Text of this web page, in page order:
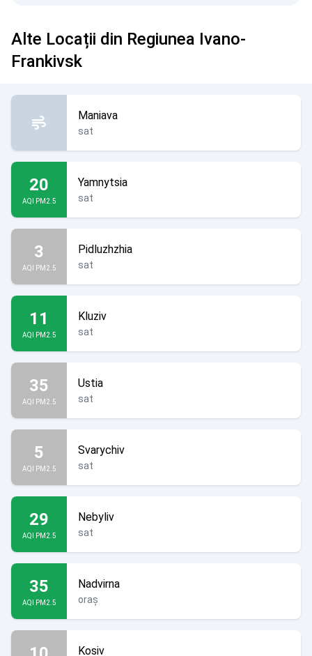
Alte Locații din Regiunea Ivano-
Frankivsk
Maniava
sat
20
AQI PM2.5
Yamnytsia
sat
3
AQI PM2.5
Pidluzhzhia
sat
11
AQI PM2.5
Kluziv
sat
35
AQI PM2.5
Ustia
sat
5
AQI PM2.5
Svarychiv
sat
29
AQI PM2.5
Nebyliv
sat
35
AQI PM2.5
Nadvirna
oraș
Kosiv